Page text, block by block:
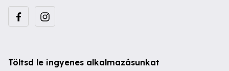
Töltsd le ingyenes alkalmazásunkat